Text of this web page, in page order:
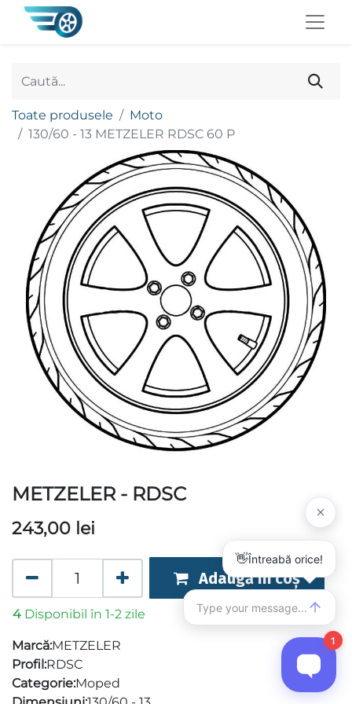
Toate produsele
Moto
130/60 - 13 METZELER RDSC 60 P
METZELER - RDSC
243,00 lei
Adaugă în coș
4 Disponibil în 1-2 zile
Marcă:METZELER
Profil:RDSC
Categorie:Moped